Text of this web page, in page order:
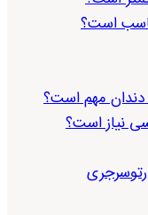
است؟
دندان مهم است؟
نیاز است؟